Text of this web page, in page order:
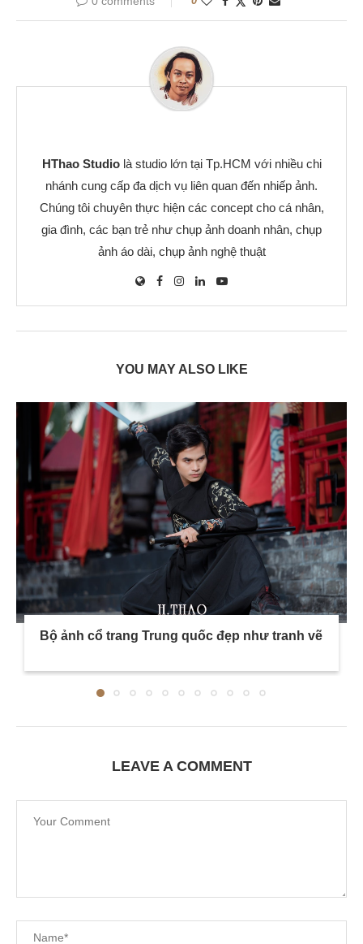
HThao Studiolà studio lớn tại Tp.HCM với nhiều chi
nhánh cung cấp đa dịch vụ liên quan đến nhiếp ảnh.
Chúng tôi chuyên thực hiện các concept cho cá nhân,
gia đình, các bạn trẻ như chụp ảnh doanh nhân, chụp
ảnh áo dài, chụp ảnh nghệ thuật
YOU MAY ALSO LIKE
Bộ ảnh cổ trang Trung quốc đẹp như tranh vẽ
LEAVE A COMMENT